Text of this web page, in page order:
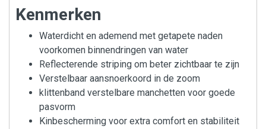
Kenmerken
Waterdicht en ademend met getapete naden
voorkomen binnendringen van water
Reflecterende striping om beter zichtbaar te zijn
Verstelbaar aansnoerkoord in de zoom
klittenband verstelbare manchetten voor goede
pasvorm
Kinbescherming voor extra comfort en stabiliteit